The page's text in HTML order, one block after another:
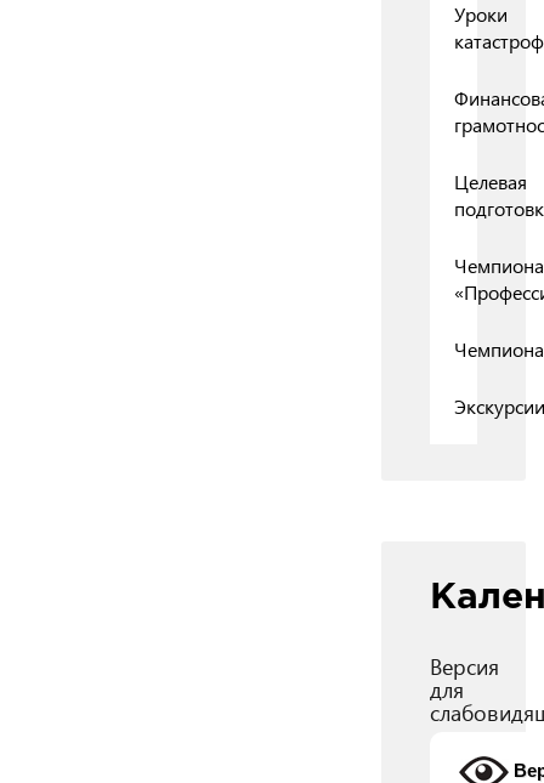
Уроки
Целевая
Экскурсии
Версия
для